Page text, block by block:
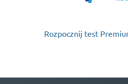
Rozpocznij test